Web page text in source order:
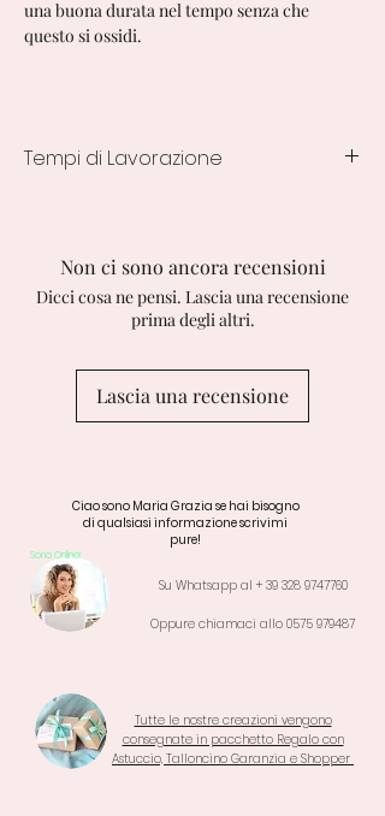
una buona durata nel tempo senza che
questo si ossidi.
Tempi di Lavorazione
Non ci sono ancora recensioni
Dicci cosa ne pensi. Lascia una recensione
prima degli altri.
Lascia una recensione
Ciao sono Maria Grazia se hai bisogno
di qualsiasi informazione scrivimi
pure!
Sono Online!
Su Whatsapp al + 39 328 9747760
Oppure chiamaci allo 0575 979487
Tutte le nostre creazioni vengono
consegnate in pacchetto Regalo con
Astuccio, Talloncino Garanzia e Shopper